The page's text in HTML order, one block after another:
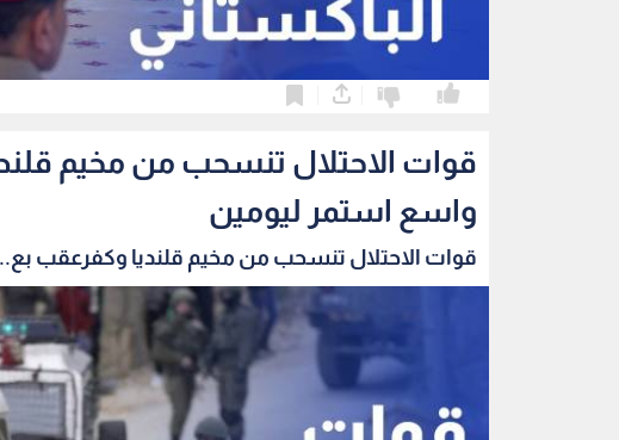
قوات الاحتلال تنسحب من مخيم
واسع استمر ليومين
قوات الاحتلال تنسحب من مخيم قلنديا وكفرعقب